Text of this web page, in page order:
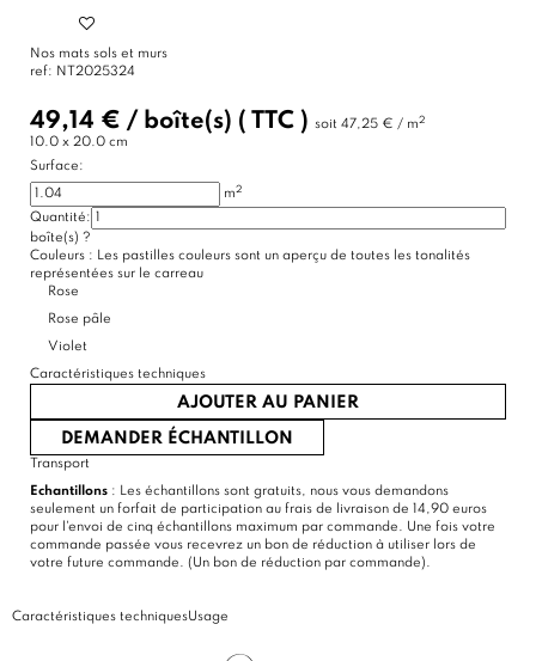
Nos mats sols et murs
ref: NT2025324
49,14 € / boîte(s) ( TTC ) soit 47,25 € / m2
10.0 x 20.0 cm
Surface:
m2
Quantité:
boîte(s) ?
Couleurs : Les pastilles couleurs sont un aperçu de toutes les tonalités
représentées sur le carreau
Rose
Rose pâle
Violet
Caractéristiques techniques
AJOUTER AU PANIER
DEMANDER ÉCHANTILLON
Transport
Echantillons : Les échantillons sont gratuits, nous vous demandons
seulement un forfait de participation au frais de livraison de 14,90 euros
pour l'envoi de cinq échantillons maximum par commande. Une fois votre
commande passée vous recevrez un bon de réduction à utiliser lors de
votre future commande. (Un bon de réduction par commande).
Caractéristiques techniquesUsage